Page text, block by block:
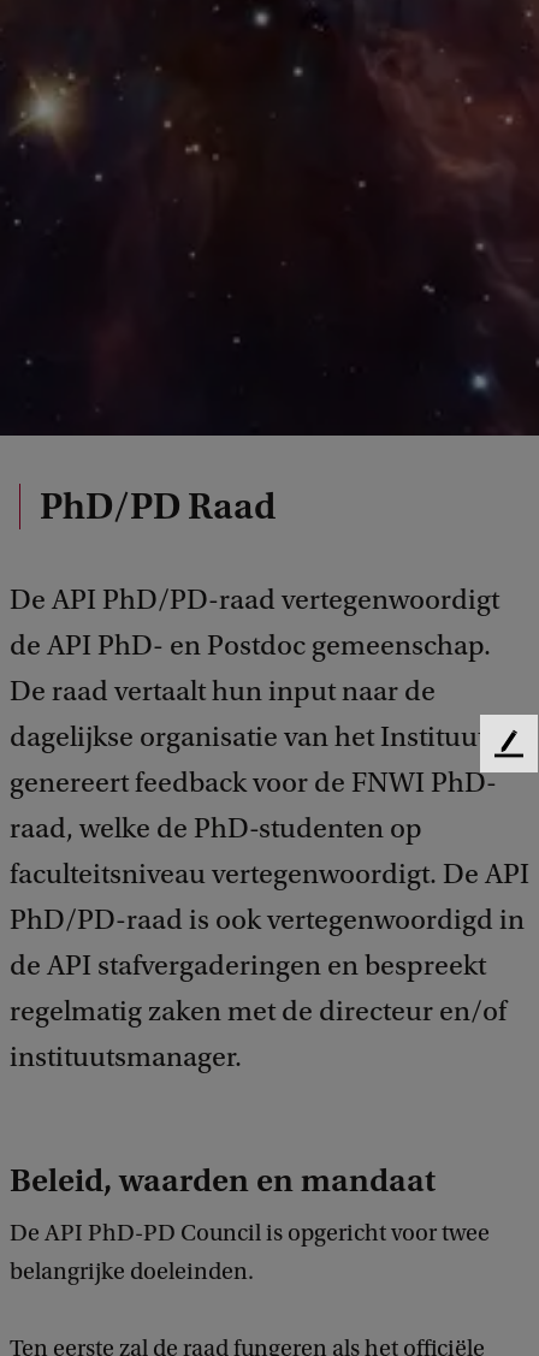
PhD/PD Raad
De API PhD/PD-raad vertegenwoordigt
de API PhD- en Postdoc gemeenschap.
De raad vertaalt hun input naar de
dagelijkse organisatie van het Instituut en
genereert feedback voor de FNWI PhD-
raad, welke de PhD-studenten op
faculteitsniveau vertegenwoordigt. De API
PhD/PD-raad is ook vertegenwoordigd in
de API stafvergaderingen en bespreekt
regelmatig zaken met de directeur en/of
instituutsmanager.
Beleid, waarden en mandaat
De API PhD-PD Council is opgericht voor twee
belangrijke doeleinden.
Ten eerste zal de raad fungeren als het officiële
F
b
a
c